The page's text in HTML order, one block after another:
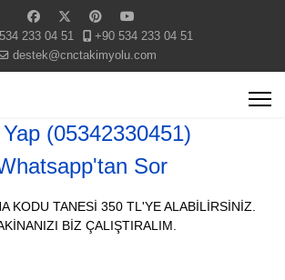
233 04 51
+90 534 233 04 51
destek@cnctakimyolu.com
(05342330451)
Sor
KODU TANESİ 350 TL'YE ALABİLİRSİNİZ.
BİZ ÇALIŞTIRALIM.